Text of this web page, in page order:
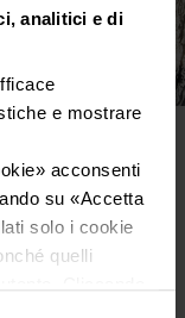
analitici e di
e mostrare
» acconsenti
su «Accetta
solo i cookie
quelli
Tweet